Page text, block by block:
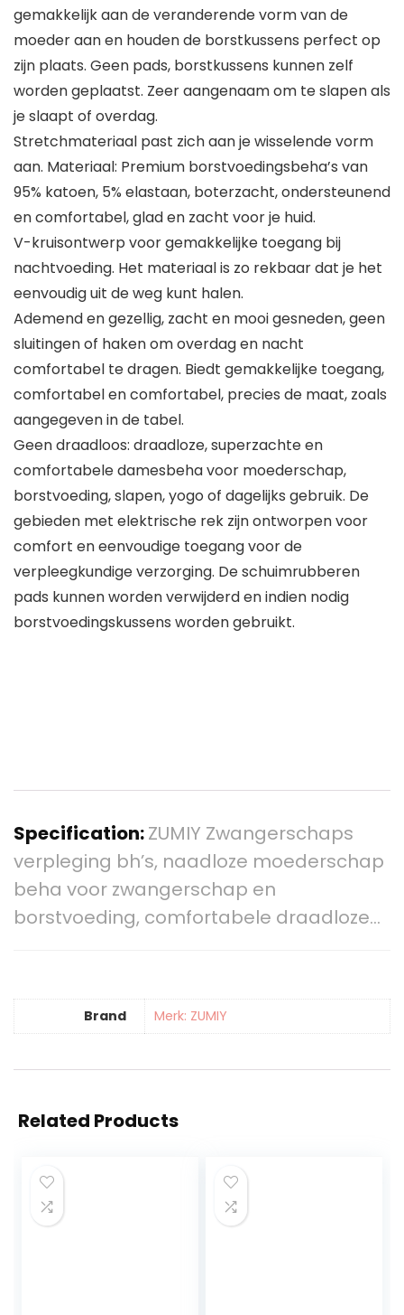
gemakkelijk aan de veranderende vorm van de
moeder aan en houden de borstkussens perfect op
zijn plaats. Geen pads, borstkussens kunnen zelf
worden geplaatst. Zeer aangenaam om te slapen als
je slaapt of overdag.
Stretchmateriaal past zich aan je wisselende vorm
aan. Materiaal: Premium borstvoedingsbeha’s van
95% katoen, 5% elastaan, boterzacht, ondersteunend
en comfortabel, glad en zacht voor je huid.
V-kruisontwerp voor gemakkelijke toegang bij
nachtvoeding. Het materiaal is zo rekbaar dat je het
eenvoudig uit de weg kunt halen.
Ademend en gezellig, zacht en mooi gesneden, geen
sluitingen of haken om overdag en nacht
comfortabel te dragen. Biedt gemakkelijke toegang,
comfortabel en comfortabel, precies de maat, zoals
aangegeven in de tabel.
Geen draadloos: draadloze, superzachte en
comfortabele damesbeha voor moederschap,
borstvoeding, slapen, yogo of dagelijks gebruik. De
gebieden met elektrische rek zijn ontworpen voor
comfort en eenvoudige toegang voor de
verpleegkundige verzorging. De schuimrubberen
pads kunnen worden verwijderd en indien nodig
borstvoedingskussens worden gebruikt.
Specification:ZUMIY Zwangerschaps
verpleging bh’s, naadloze moederschap
beha voor zwangerschap en
borstvoeding, comfortabele draadloze…
Brand Merk: ZUMIY
Related Products